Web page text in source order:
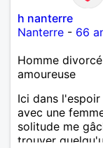
h nanterre
Nanterre - 66
Homme
amoureuse
Ici dans
avec une
solitude me
trouver